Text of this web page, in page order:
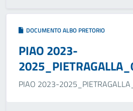
DOCUMENTO ALBO PRETORIO
PIAO 2023-
PIAO 2023-